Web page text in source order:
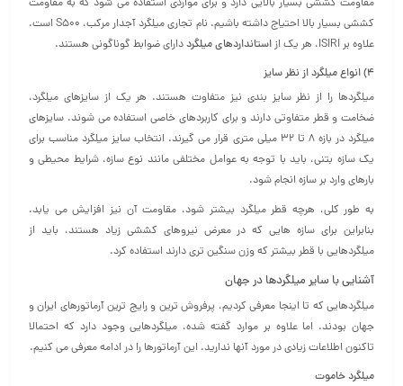
مقاومت کششی بسیار بالایی دارد و برای مواردی استفاده می‌ شود که به مقاومت
کششی بسیار بالا احتیاج داشته باشیم. نام تجاری میلگرد آجدار مرکب، S500 است.
علاوه بر ISIRI، هر یک از
استانداردهای میلگرددارای ضوابط گوناگونی هستند.
4) انواع میلگرد از نظر سایز
میلگردها را از نظر سایز بندی نیز متفاوت هستند. هر یک از سایزهای میلگرد،
ضخامت و قطر متفاوتی دارند و برای کاربردهای خاصی استفاده می‌ شوند. سایزهای
میلگرد در بازه 8 تا 32 میلی متری قرار می گیرند. انتخاب سایز میلگرد مناسب برای
یک سازه بتنی، باید با توجه به عوامل مختلفی مانند نوع سازه، شرایط محیطی و
بارهای وارد بر سازه انجام شود.
به طور کلی، هرچه قطر میلگرد بیشتر شود، مقاومت آن نیز افزایش می یابد.
بنابراین برای سازه‌ هایی که در معرض نیروهای کششی زیاد هستند، باید از
میلگردهایی با قطر بیشتر که وزن سنگین تری دارند استفاده کرد.
آشنایی با سایر میلگردها در جهان
میلگردهایی که تا اینجا معرفی کردیم، پرفروش ترین و رایج ترین آرماتورهای ایران و
جهان بودند. اما علاوه بر موارد گفته شده، میلگردهایی وجود دارد که احتمالا
تاکنون اطلاعات زیادی در مورد آنها ندارید. این آرماتورها را در ادامه معرفی می کنیم.
میلگرد خاموت